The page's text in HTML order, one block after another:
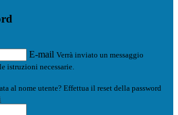
E-mail Verrà inviato un messaggio
istruzioni necessarie.
al nome utente? Effettua il reset della password